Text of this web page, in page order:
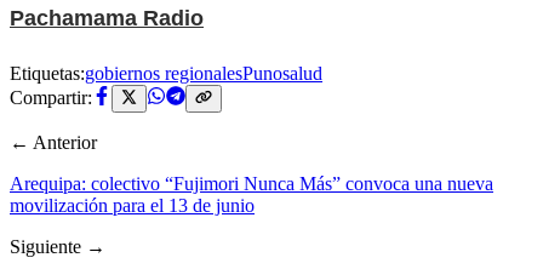
Pachamama Radio
Etiquetas:gobiernos regionalesPunosalud
Compartir:
← Anterior
Arequipa: colectivo “Fujimori Nunca Más” convoca una nueva
movilización para el 13 de junio
Siguiente →